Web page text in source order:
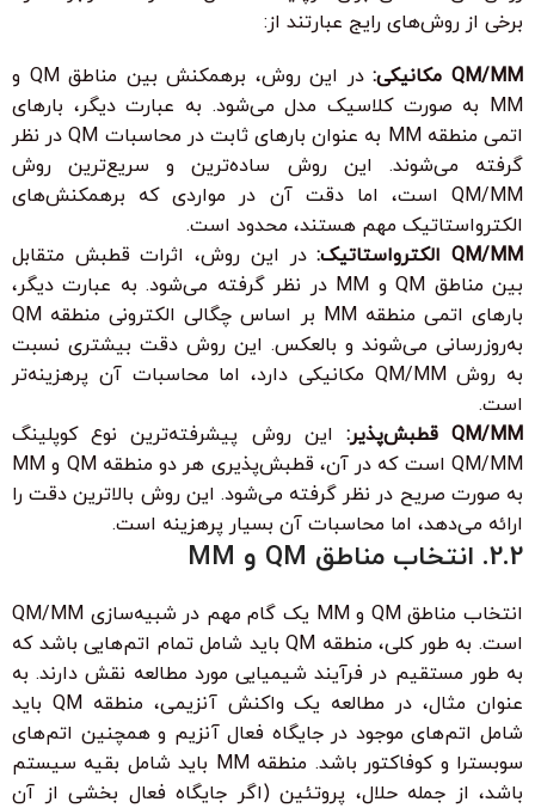
برخی از روش‌های رایج عبارتند از:
QM/MM مکانیکی:
در این روش، برهمکنش بین مناطق QM و
MM به صورت کلاسیک مدل می‌شود. به عبارت دیگر، بارهای
اتمی منطقه MM به عنوان بارهای ثابت در محاسبات QM در نظر
گرفته می‌شوند. این روش ساده‌ترین و سریع‌ترین روش
QM/MM است، اما دقت آن در مواردی که برهمکنش‌های
الکترواستاتیک مهم هستند، محدود است.
QM/MM الکترواستاتیک:
در این روش، اثرات قطبش متقابل
بین مناطق QM و MM در نظر گرفته می‌شود. به عبارت دیگر،
بارهای اتمی منطقه MM بر اساس چگالی الکترونی منطقه QM
به‌روزرسانی می‌شوند و بالعکس. این روش دقت بیشتری نسبت
به روش QM/MM مکانیکی دارد، اما محاسبات آن پرهزینه‌تر
است.
QM/MM قطبش‌پذیر:
این روش پیشرفته‌ترین نوع کوپلینگ
QM/MM است که در آن، قطبش‌پذیری هر دو منطقه QM و MM
به صورت صریح در نظر گرفته می‌شود. این روش بالاترین دقت را
ارائه می‌دهد، اما محاسبات آن بسیار پرهزینه است.
2.2. انتخاب مناطق QM و MM
انتخاب مناطق QM و MM یک گام مهم در شبیه‌سازی QM/MM
است. به طور کلی، منطقه QM باید شامل تمام اتم‌هایی باشد که
به طور مستقیم در فرآیند شیمیایی مورد مطالعه نقش دارند. به
عنوان مثال، در مطالعه یک واکنش آنزیمی، منطقه QM باید
شامل اتم‌های موجود در جایگاه فعال آنزیم و همچنین اتم‌های
سوبسترا و کوفاکتور باشد. منطقه MM باید شامل بقیه سیستم
باشد، از جمله حلال، پروتئین (اگر جایگاه فعال بخشی از آن